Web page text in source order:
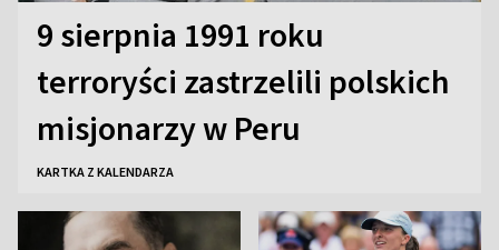
9 sierpnia 1991 roku
terroryści zastrzelili polskich
misjonarzy w Peru
KARTKA Z KALENDARZA